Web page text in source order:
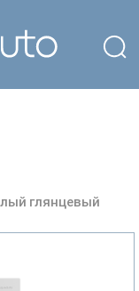
глянцевый